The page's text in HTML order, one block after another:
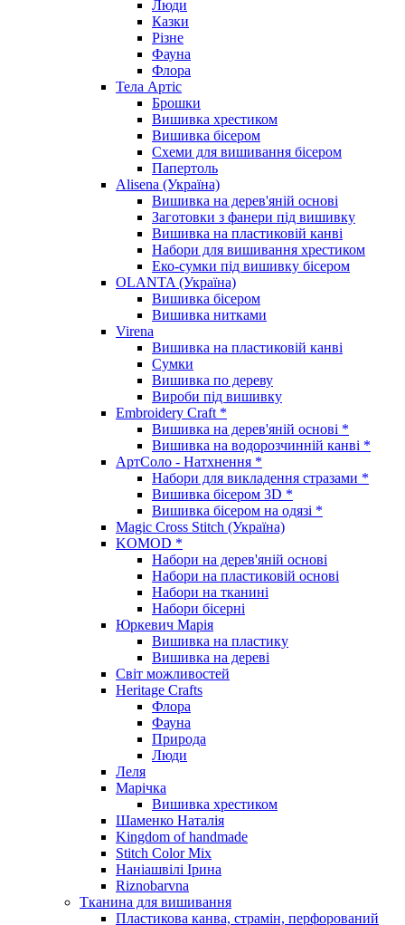
Люди
Казки
Різне
Фауна
Флора
Тела Артіс
Брошки
Вишивка хрестиком
Вишивка бісером
Схеми для вишивання бісером
Папертоль
Alisena (Україна)
Вишивка на дерев'яній основі
Заготовки з фанери під вишивку
Вишивка на пластиковій канві
Набори для вишивання хрестиком
Еко-сумки під вишивку бісером
OLANTA (Україна)
Вишивка бісером
Вишивка нитками
Virena
Вишивка на пластиковій канві
Сумки
Вишивка по дереву
Вироби під вишивку
Embroidery Craft *
Вишивка на дерев'яній основі *
Вишивка на водорозчинній канві *
АртСоло - Натхнення *
Набори для викладення стразами *
Вишивка бісером 3D *
Вишивка бісером на одязі *
Magic Cross Stitch (Україна)
KOMOD *
Набори на дерев'яній основі
Набори на пластиковій основі
Набори на тканині
Набори бісерні
Юркевич Марія
Вишивка на пластику
Вишивка на дереві
Світ можливостей
Heritage Crafts
Флора
Фауна
Природа
Люди
Леля
Марічка
Вишивка хрестиком
Шаменко Наталія
Kingdom of handmade
Stitch Color Mix
Наніашвілі Ірина
Riznobarvna
Тканина для вишивання
Пластикова канва, страмін, перфорований